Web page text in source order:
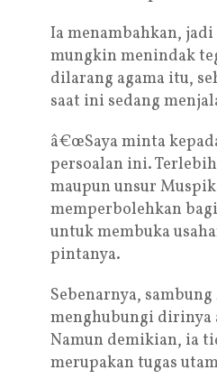
Ia menambahkan,
mungkin menindak
dilarang agama itu,
saat ini sedang
â€œSaya minta
persoalan ini.
maupun unsur
memperbolehkan
untuk membuka
pintanya.
Sebenarnya,
menghubungi dirinya
Namun demikian, ia
merupakan tugas